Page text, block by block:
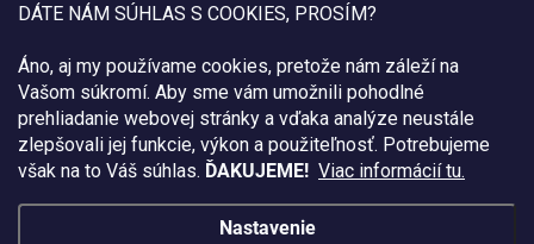
DÁTE NÁM SÚHLAS S COOKIES, PROSÍM?
Áno, aj my používame cookies, pretože nám záleží na
Vašom súkromí. Aby sme vám umožnili pohodlné
prehliadanie webovej stránky a vďaka analýze neustále
zlepšovali jej funkcie, výkon a použiteľnosť. Potrebujeme
však na to Váš súhlas. ĎAKUJEME! Viac informácií tu.
Nastavenie